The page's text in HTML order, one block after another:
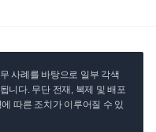
사례를 바탕으로 일부 각색
니다. 무단 전재, 복제 및 배포
따른 조치가 이루어질 수 있